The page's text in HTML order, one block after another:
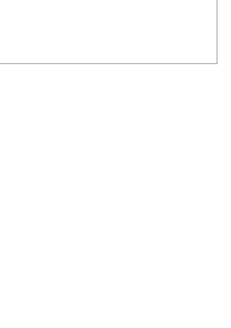
画立案から記事掲載まですべての工程に